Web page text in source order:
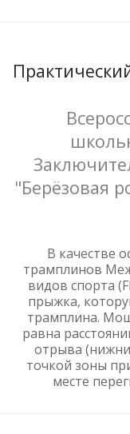
"Берёзовая
В качестве
трамплинов
видов спорта
прыжка,
трамплина.
равна
отрыва
точкой зоны
месте